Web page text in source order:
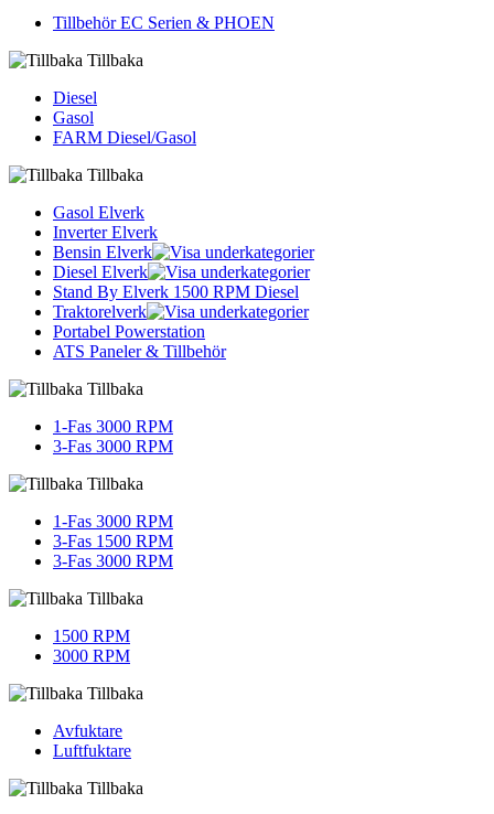
Tillbehör EC Serien & PHOEN
Tillbaka
Diesel
Gasol
FARM Diesel/Gasol
Tillbaka
Gasol Elverk
Inverter Elverk
Bensin Elverk
Diesel Elverk
Stand By Elverk 1500 RPM Diesel
Traktorelverk
Portabel Powerstation
ATS Paneler & Tillbehör
Tillbaka
1-Fas 3000 RPM
3-Fas 3000 RPM
Tillbaka
1-Fas 3000 RPM
3-Fas 1500 RPM
3-Fas 3000 RPM
Tillbaka
1500 RPM
3000 RPM
Tillbaka
Avfuktare
Luftfuktare
Tillbaka